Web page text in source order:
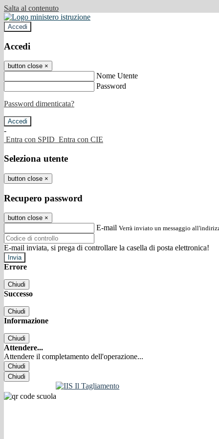
Salta al contenuto
Accedi
Accedi
button close ×
Nome Utente
Password
Password dimenticata?
-
Entra con SPID Entra con CIE
Seleziona utente
button close ×
Recupero password
button close ×
E-mail Verrà inviato un messaggio
E-mail inviata, si prega di controllare la casella di posta elettronica!
Errore
Chiudi
Successo
Chiudi
Informazione
Chiudi
Attendere...
Attendere il completamento dell'operazione...
Chiudi
Chiudi